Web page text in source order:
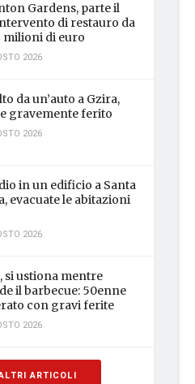
Gardens, parte il
di restauro da
milioni di euro
2026
da un’auto a Gzira,
gravemente ferito
2026
in un edificio a Santa
evacuate le abitazioni
2026
si ustiona mentre
il barbecue: 50enne
con gravi ferite
2026
ARTICOLI